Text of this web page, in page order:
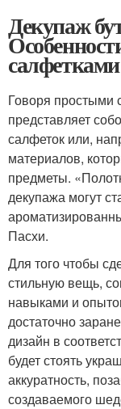
Декупаж
салфетками
Говоря простыми
представляет
салфеток или,
материалов,
предметы.
декупажа могут
Пасхи.
Для того чтобы
стильную вещь,
навыками и
достаточно
дизайн в
будет стоять
аккуратность,
создаваемого